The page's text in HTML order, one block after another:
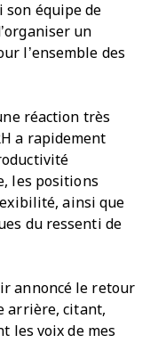
son équipe de
un
l’ensemble des
réaction très
a rapidement
les positions
ainsi que
du ressenti de
annoncé le retour
arrière, citant,
les voix de mes